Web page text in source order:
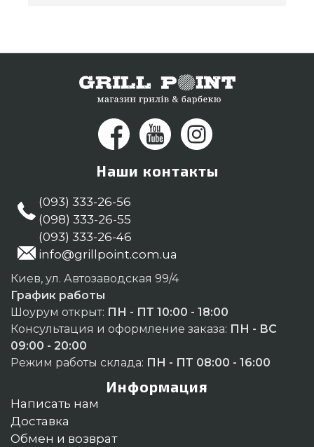
Наши контакты
(093) 333-26-56
(098) 333-26-55
(093) 333-26-46
info@grillpoint.com.ua
Киев, ул. Автозаводская 99/4
График работы
Шоурум открыт: ПН - ПТ 10:00 - 18:00
Консультация и оформление заказа: ПН - ВС
09:00 - 20:00
Режим работы склада: ПН - ПТ 08:00 - 16:00
Информация
Написать нам
Доставка
Обмен и возврат